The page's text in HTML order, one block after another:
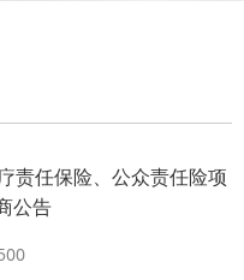
责任保险、公众责任险项
公告